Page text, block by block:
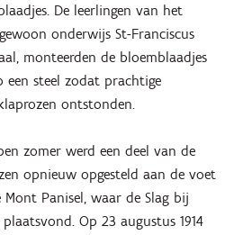
De leerlingen van het
onderwijs St-Franciscus
monteerden de bloemblaadjes
een steel zodat prachtige
ontstonden.
zomer werd een deel van de
opnieuw opgesteld aan de voet
Mont Panisel, waar de Slag bij
plaatsvond. Op 23 augustus 1914